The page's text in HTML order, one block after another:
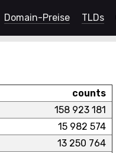
Domain-Preise TLDs
counts
158 923 181
15 982 574
13 250 764